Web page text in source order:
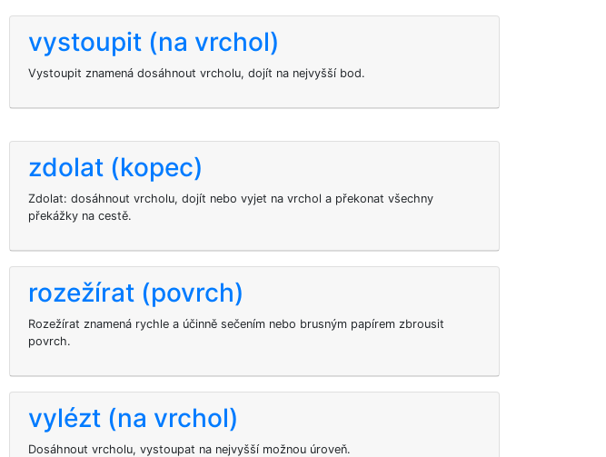
vystoupit (na vrchol)
Vystoupit znamená dosáhnout vrcholu, dojít na nejvyšší bod.
zdolat (kopec)
Zdolat: dosáhnout vrcholu, dojít nebo vyjet na vrchol a překonat všechny
překážky na cestě.
rozežírat (povrch)
Rozežírat znamená rychle a účinně sečením nebo brusným papírem zbrousit
povrch.
vylézt (na vrchol)
Dosáhnout vrcholu, vystoupat na nejvyšší možnou úroveň.